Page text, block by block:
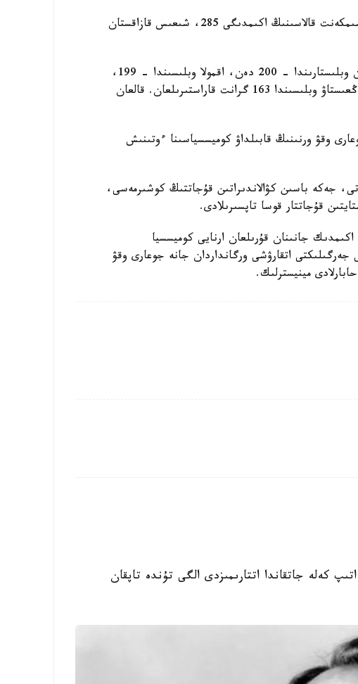
ەڭ كوپ گرانت استانا قالاسىندا قاراستىرىلعان - 303. شىمكەنت قالاسىنىڭ اكىمدىگى 285، شىعىس قازاقستان
باتىس قازاقستان وبلىسىندا – 211، اباي جانە تۇركىستان وبلىستارىندا – 200 دەن، اقمولا وبلىسىندا – 199،
قاراعاندى وبلىسىندا – 198، اتىراۋ وبلىسىندا – 187، ماڭعىستاۋ وبلىسىندا 163 گرانت قاراستىرىلعان. قالعان
وقۋ ورنىنىڭ قابىلداۋ كوميسسياسىنا ءوتىنىش
جەكە باسىن كۋالاندىراتىن قۇجاتتىڭ كوشىرمەسى،
قۇجاتتار قوسا تاپسىرىلادى.
جانىنان قۇرىلعان ارنايى كوميسسيا
جەرگىلىكتى اتقارۋشى ورگانداردان جانە جوعارى وقۋ
مينيسترلىك.
كەلە جاتقاندا اتتارىمىزدى الگى تۇندە تاپقان